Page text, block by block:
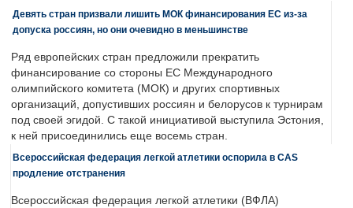
Девять стран призвали лишить МОК финансирования ЕС из-за
допуска россиян, но они очевидно в меньшинстве
Ряд европейских стран предложили прекратить
финансирование со стороны ЕС Международного
олимпийского комитета (МОК) и других спортивных
организаций, допустивших россиян и белорусов к турнирам
под своей эгидой. С такой инициативой выступила Эстония,
к ней присоединились еще восемь стран.
Всероссийская федерация легкой атлетики оспорила в CAS
продление отстранения
Всероссийская федерация легкой атлетики (ВФЛА)